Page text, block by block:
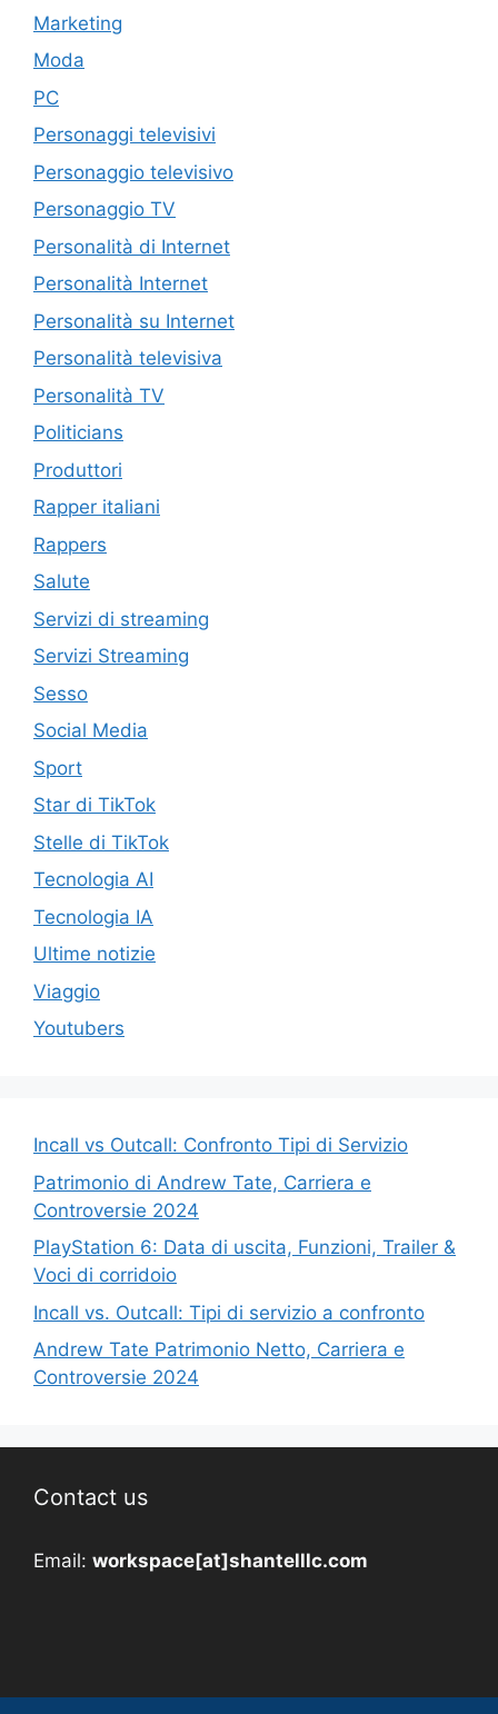
Marketing
Moda
PC
Personaggi televisivi
Personaggio televisivo
Personaggio TV
Personalità di Internet
Personalità Internet
Personalità su Internet
Personalità televisiva
Personalità TV
Politicians
Produttori
Rapper italiani
Rappers
Salute
Servizi di streaming
Servizi Streaming
Sesso
Social Media
Sport
Star di TikTok
Stelle di TikTok
Tecnologia AI
Tecnologia IA
Ultime notizie
Viaggio
Youtubers
Incall vs Outcall: Confronto Tipi di Servizio
Patrimonio di Andrew Tate, Carriera e
Controversie 2024
PlayStation 6: Data di uscita, Funzioni, Trailer &
Voci di corridoio
Incall vs. Outcall: Tipi di servizio a confronto
Andrew Tate Patrimonio Netto, Carriera e
Controversie 2024
Contact us
Email: workspace[at]shantelllc.com